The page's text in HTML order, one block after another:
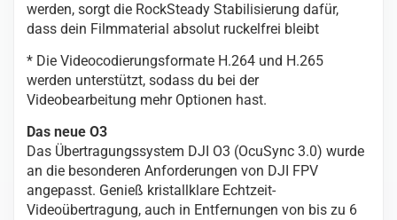
werden, sorgt die RockSteady Stabilisierung dafür,
dass dein Filmmaterial absolut ruckelfrei bleibt
* Die Videocodierungsformate H.264 und H.265
werden unterstützt, sodass du bei der
Videobearbeitung mehr Optionen hast.
Das neue O3
Das Übertragungssystem DJI O3 (OcuSync 3.0) wurde
an die besonderen Anforderungen von DJI FPV
angepasst. Genieß kristallklare Echtzeit-
Videoübertragung, auch in Entfernungen von bis zu 6